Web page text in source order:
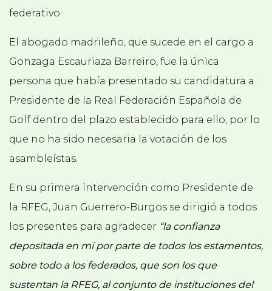
federativo.
El abogado madrileño, que sucede en el cargo a
Gonzaga Escauriaza Barreiro, fue la única
persona que había presentado su candidatura a
Presidente de la Real Federación Española de
Golf dentro del plazo establecido para ello, por lo
que no ha sido necesaria la votación de los
asambleístas.
En su primera intervención como Presidente de
la RFEG, Juan Guerrero-Burgos se dirigió a todos
los presentes para agradecer “la confianza
depositada en mí por parte de todos los estamentos,
sobre todo a los federados, que son los que
sustentan la RFEG, al conjunto de instituciones del